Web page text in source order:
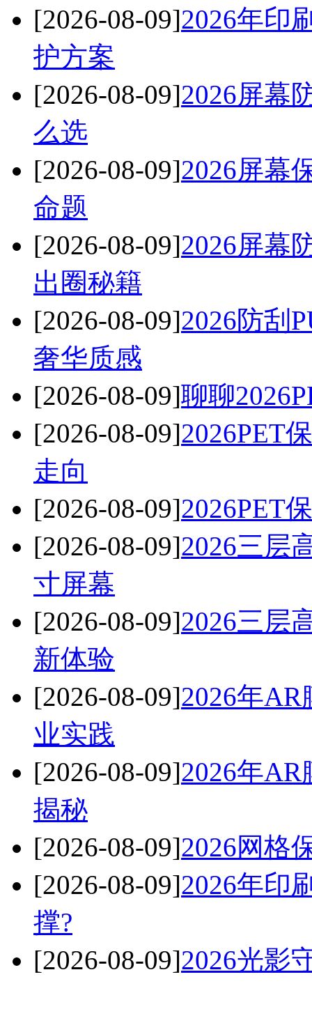
[2026-08-09]2026年印
护方案
[2026-08-09]2026屏幕
么选
[2026-08-09]2026屏幕
命题
[2026-08-09]2026屏幕
出圈秘籍
[2026-08-09]2026防刮
奢华质感
[2026-08-09]聊聊
[2026-08-09]2026PET
走向
[2026-08-09]2026PET
[2026-08-09]2026三层
寸屏幕
[2026-08-09]2026三层
新体验
[2026-08-09]2026年
业实践
[2026-08-09]2026年
揭秘
[2026-08-09]2026网格
[2026-08-09]2026年印
撑?
[2026-08-09]2026光影